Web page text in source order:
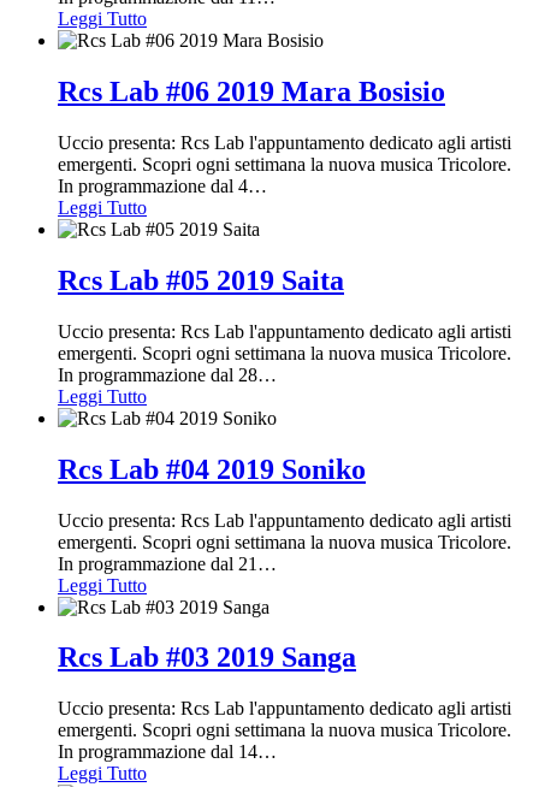
Leggi Tutto
Rcs Lab #06 2019 Mara Bosisio
Uccio presenta: Rcs Lab l'appuntamento dedicato agli artisti
emergenti. Scopri ogni settimana la nuova musica Tricolore.
In programmazione dal 4…
Leggi Tutto
Rcs Lab #05 2019 Saita
Uccio presenta: Rcs Lab l'appuntamento dedicato agli artisti
emergenti. Scopri ogni settimana la nuova musica Tricolore.
In programmazione dal 28…
Leggi Tutto
Rcs Lab #04 2019 Soniko
Uccio presenta: Rcs Lab l'appuntamento dedicato agli artisti
emergenti. Scopri ogni settimana la nuova musica Tricolore.
In programmazione dal 21 …
Leggi Tutto
Rcs Lab #03 2019 Sanga
Uccio presenta: Rcs Lab l'appuntamento dedicato agli artisti
emergenti. Scopri ogni settimana la nuova musica Tricolore.
In programmazione dal 14…
Leggi Tutto